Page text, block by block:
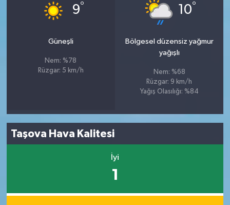
9°
Güneşli
Nem: %78
Rüzgar: 5 km/h
10°
Bölgesel düzensiz yağmur
yağışlı
Nem: %68
Rüzgar: 9 km/h
Yağış Olasılığı: %84
Taşova Hava Kalitesi
İyi
1